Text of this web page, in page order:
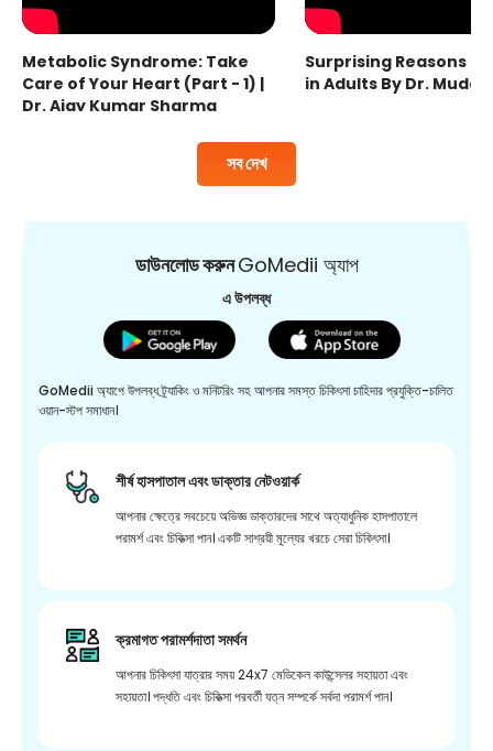
সব দেখ
Metabolic Syndrome: Take
Care of Your Heart (Part - 1) |
Dr. Ajay Kumar Sharma
Surprising Reasons
in Adults By Dr.
ডাউনলোড করুনGoMedii অ্যাপ
এ উপলব্ধ
GoMedii অ্যাপে উপলব্ধ ট্র্যাকিং ও মনিটরিং সহ আপনার সমস্ত চিকিৎসা চাহিদার প্রযুক্তি-চালিত
ওয়ান-স্টপ সমাধান।
শীর্ষ হাসপাতাল এবং ডাক্তার নেটওয়ার্ক
আপনার ক্ষেত্রে সবচেয়ে অভিজ্ঞ ডাক্তারদের সাথে অত্যাধুনিক হাসপাতালে
পরামর্শ এবং চিকিত্সা পান। একটি সাশ্রয়ী মূল্যের খরচে সেরা চিকিৎসা।
ক্রমাগত পরামর্শদাতা সমর্থন
আপনার চিকিৎসা যাত্রার সময় 24x7 মেডিকেল কাউন্সেলর সহায়তা এবং
সহায়তা। পদ্ধতি এবং চিকিত্সা পরবর্তী যত্ন সম্পর্কে সর্বদা পরামর্শ পান।